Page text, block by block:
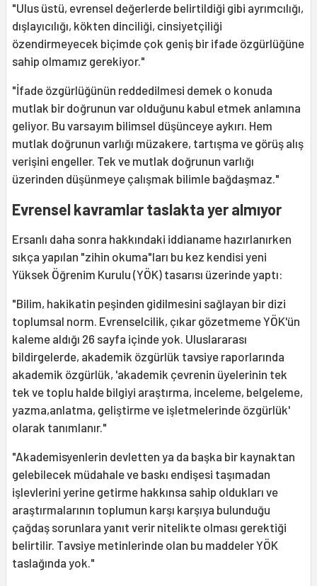
"Ulus üstü, evrensel değerlerde belirtildiği gibi ayrımcılığı,
dışlayıcılığı, kökten dinciliği, cinsiyetçiliği
özendirmeyecek biçimde çok geniş bir ifade özgürlüğüne
sahip olmamız gerekiyor."
"İfade özgürlüğünün reddedilmesi demek o konuda
mutlak bir doğrunun var olduğunu kabul etmek anlamına
geliyor. Bu varsayım bilimsel düşünceye aykırı. Hem
mutlak doğrunun varlığı müzakere, tartışma ve görüş alış
verişini engeller. Tek ve mutlak doğrunun varlığı
üzerinden düşünmeye çalışmak bilimle bağdaşmaz."
Evrensel kavramlar taslakta yer almıyor
Ersanlı daha sonra hakkındaki iddianame hazırlanırken
sıkça yapılan "zihin okuma"ları bu kez kendisi yeni
Yüksek Öğrenim Kurulu (YÖK) tasarısı üzerinde yaptı:
"Bilim, hakikatin peşinden gidilmesini sağlayan bir dizi
toplumsal norm. Evrenselcilik, çıkar gözetmeme YÖK'ün
kaleme aldığı 26 sayfa içinde yok. Uluslararası
bildirgelerde, akademik özgürlük tavsiye raporlarında
akademik özgürlük, 'akademik çevrenin üyelerinin tek
tek ve toplu halde bilgiyi araştırma, inceleme, belgeleme,
yazma,anlatma, geliştirme ve işletmelerinde özgürlük'
olarak tanımlanır."
"Akademisyenlerin devletten ya da başka bir kaynaktan
gelebilecek müdahale ve baskı endişesi taşımadan
işlevlerini yerine getirme hakkınsa sahip oldukları ve
araştırmalarının toplumun karşı karşıya bulunduğu
çağdaş sorunlara yanıt verir nitelikte olması gerektiği
belirtilir. Tavsiye metinlerinde olan bu maddeler YÖK
taslağında yok."